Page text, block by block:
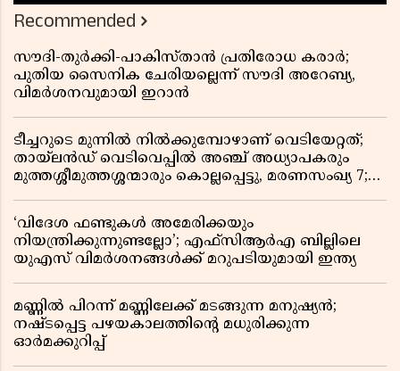
Recommended
സൗദി-തുർക്കി-പാകിസ്താൻ പ്രതിരോധ കരാർ;
പുതിയ സൈനിക ചേരിയല്ലെന്ന് സൗദി അറേബ്യ,
വിമർശനവുമായി ഇറാൻ
ടീച്ചറുടെ മുന്നിൽ നിൽക്കുമ്പോഴാണ് വെടിയേറ്റത്;
തായ്‌ലൻഡ് വെടിവെപ്പിൽ അഞ്ച് അധ്യാപകരും
മുത്തശ്ശീമുത്തശ്ശന്മാരും കൊല്ലപ്പെട്ടു, മരണസംഖ്യ 7;
‘വിദേശ ഫണ്ടുകൾ അമേരിക്കയും
നിയന്ത്രിക്കുന്നുണ്ടല്ലോ’; എഫ്സിആർഎ ബില്ലിലെ
യുഎസ് വിമർശനങ്ങൾക്ക് മറുപടിയുമായി ഇന്ത്യ
മണ്ണിൽ പിറന്ന് മണ്ണിലേക്ക് മടങ്ങുന്ന മനുഷ്യൻ;
നഷ്ടപ്പെട്ട പഴയകാലത്തിൻ്റെ മധുരിക്കുന്ന
ഓർമക്കുറിപ്പ്